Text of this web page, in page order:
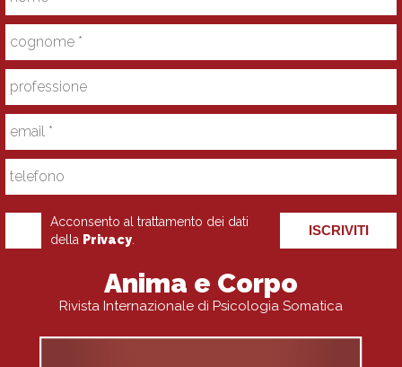
Acconsento al trattamento dei dati
della Privacy
ISCRIVITI
Anima e Corpo
Rivista Internazionale di Psicologia Somatica